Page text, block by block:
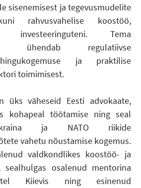
sisenemisest ja tegevusmudelite
rahvusvahelise koostöö,
Tema
ühendab regulatiivse
ja praktilise
toimimisest.
üks väheseid Eesti advokaate,
kohapeal töötamise ning seal
ja NATO riikide
vahetu nõustamise kogemus.
valdkondlikes koostöö- ja
sealhulgas osalenud mentorina
Kiievis ning esinenud